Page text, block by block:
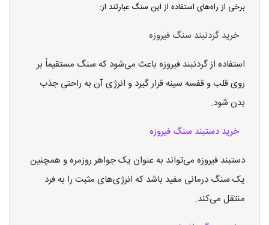
برخی از راه‌های استفاده از این سنگ عبارتند از:
خرید گردنبند سنگ فیروزه
استفاده از گردنبند فیروزه باعث می‌شود که سنگ مستقیماً بر
روی قلب و قفسه سینه قرار گیرد و انرژی آن به راحتی جذب
بدن شود.
خرید دستبند سنگ فیروزه
دستبند فیروزه می‌تواند به عنوان یک جواهر روزمره و همچنین
یک سنگ درمانی مفید باشد که انرژی‌های مثبت را به فرد
منتقل می‌کند.